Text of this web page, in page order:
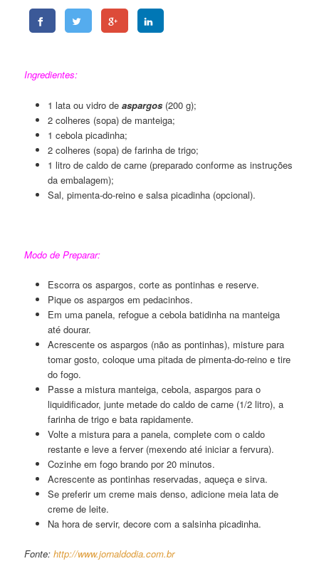
Ingredientes:
1 lata ou vidro de aspargos(200 g);
2 colheres (sopa) de manteiga;
1 cebola picadinha;
2 colheres (sopa) de farinha de trigo;
1 litro de caldo de carne (preparado conforme as instruções
da embalagem);
Sal, pimenta-do-reino e salsa picadinha (opcional).
Modo de Preparar:
Escorra os aspargos, corte as pontinhas e reserve.
Pique os aspargos em pedacinhos.
Em uma panela, refogue a cebola batidinha na manteiga
até dourar.
Acrescente os aspargos (não as pontinhas), misture para
tomar gosto, coloque uma pitada de pimenta-do-reino e tire
do fogo.
Passe a mistura manteiga, cebola, aspargos para o
liquidificador, junte metade do caldo de carne (1/2 litro), a
farinha de trigo e bata rapidamente.
Volte a mistura para a panela, complete com o caldo
restante e leve a ferver (mexendo até iniciar a fervura).
Cozinhe em fogo brando por 20 minutos.
Acrescente as pontinhas reservadas, aqueça e sirva.
Se preferir um creme mais denso, adicione meia lata de
creme de leite.
Na hora de servir, decore com a salsinha picadinha.
Fonte:http://www.jornaldodia.com.br